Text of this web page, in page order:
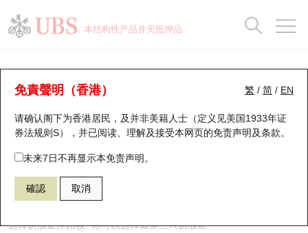
本结构性产品并无抵押品
繁 / 简 / EN
免責聲明（香港）
请确认阁下为香港居民，及并非美籍人士（定义见美国1933年证
券法规则S），并已阅读、理解及接受本网页的免责声明及条款。
未来7日不再显示本免责声明。
確認 取消
认股证分析仪
表现 街货统计 比较
14504 汇丰认购 3188 华夏沪深三百
选择认股证作比较*你可以选择最多三只认股证
瑞银认股证一览
新发行瑞银认股证
即将到期认股证
认股证到期结算价查找
认股证分析仪
街货统计
比较
牛熊全景快搜
牛熊证搜寻
牛熊证街货分布图
正股牛熊证列表
新发行瑞银牛熊证
街货统计
比较
十大升幅/跌幅
十大认股证成交分布
十天股证占大市成交
资金流
街货统计
正股分析仪
二十大活跃股份
恒指成份股
国指成份股
科指成份股
持股比重
显示所有持股比重
每月轮证大市专题
轮证专栏
讲座及教育短片
认股证投资者教育
牛熊证投资者教育